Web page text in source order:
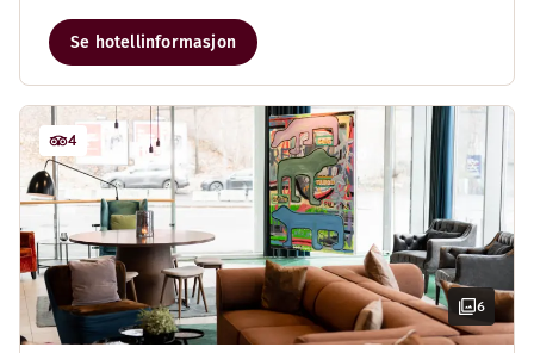
Se hotellinformasjon
6
4